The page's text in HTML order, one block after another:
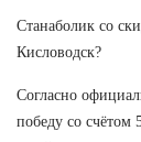
Станаболик со
Кисловодск?
Согласно
победу со